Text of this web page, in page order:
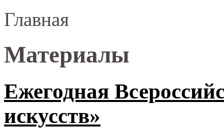
Главная
Материалы
Ежегодная
искусств»